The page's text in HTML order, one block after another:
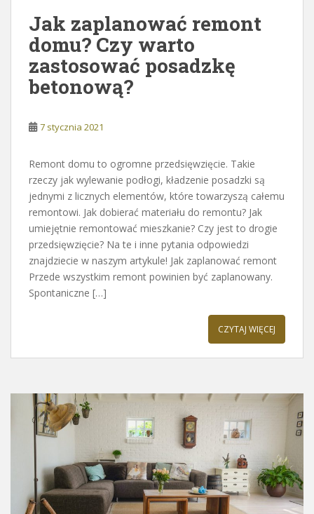
Jak zaplanować remont
domu? Czy warto
zastosować posadzkę
betonową?
7 stycznia 2021
Remont domu to ogromne przedsięwzięcie. Takie
rzeczy jak wylewanie podłogi, kładzenie posadzki są
jednymi z licznych elementów, które towarzyszą całemu
remontowi. Jak dobierać materiału do remontu? Jak
umiejętnie remontować mieszkanie? Czy jest to drogie
przedsięwzięcie? Na te i inne pytania odpowiedzi
znajdziecie w naszym artykule! Jak zaplanować remont
Przede wszystkim remont powinien być zaplanowany.
Spontaniczne […]
CZYTAJ WIĘCEJ